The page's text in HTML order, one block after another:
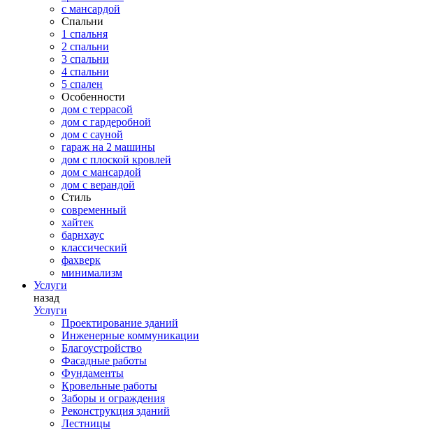
с мансардой
Спальни
1 спальня
2 спальни
3 спальни
4 спальни
5 спален
Особенности
дом с террасой
дом с гардеробной
дом с сауной
гараж на 2 машины
дом с плоской кровлей
дом с мансардой
дом с верандой
Стиль
современный
хайтек
барнхаус
классический
фахверк
минимализм
Услуги
назад
Услуги
Проектирование зданий
Инженерные коммуникации
Благоустройство
Фасадные работы
Фундаменты
Кровельные работы
Заборы и ограждения
Реконструкция зданий
Лестницы